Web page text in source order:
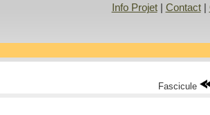
Info Projet| Contact|
Fascicule